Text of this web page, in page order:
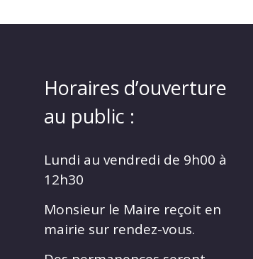
Horaires d’ouverture
au public :
Lundi au vendredi de 9h00 à
12h30
Monsieur le Maire reçoit en
mairie sur rendez-vous.